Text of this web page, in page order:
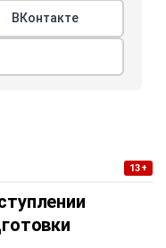
ВКонтакте
13+